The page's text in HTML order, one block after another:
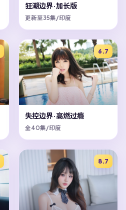
狂潮边界·加长版
更新至35集/印度
6.7
失控边界·高燃过瘾
全40集/印度
8.7